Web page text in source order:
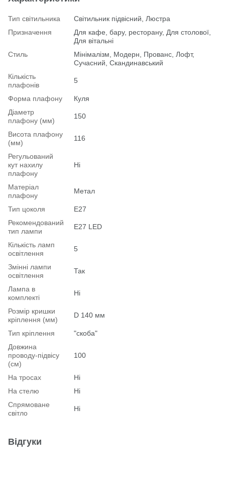
Тип світильника
Світильник підвісний, Люстра
Призначення
Для кафе, бару, ресторану, Для столової,
Для вітальні
Стиль
Мінімалізм, Модерн, Прованс, Лофт,
Сучасний, Скандинавський
Кількість
плафонів
5
Форма плафону
Куля
Діаметр
плафону (мм)
150
Висота плафону
(мм)
116
Регульований
кут нахилу
плафону
Ні
Матеріал
плафону
Метал
Тип цоколя
E27
Рекомендований
тип лампи
Е27 LED
Кількість ламп
освітлення
5
Змінні лампи
освітлення
Так
Лампа в
комплекті
Ні
Розмір кришки
кріплення (мм)
D 140 мм
Тип кріплення
"скоба"
Довжина
проводу-підвісу
(см)
100
На тросах
Ні
На стелю
Ні
Спрямоване
світло
Ні
Відгуки